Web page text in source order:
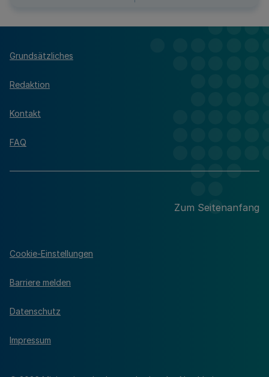
Grundsätzliches
Redaktion
Kontakt
FAQ
Zum Seitenanfang
Cookie-Einstellungen
Barriere melden
Datenschutz
Impressum